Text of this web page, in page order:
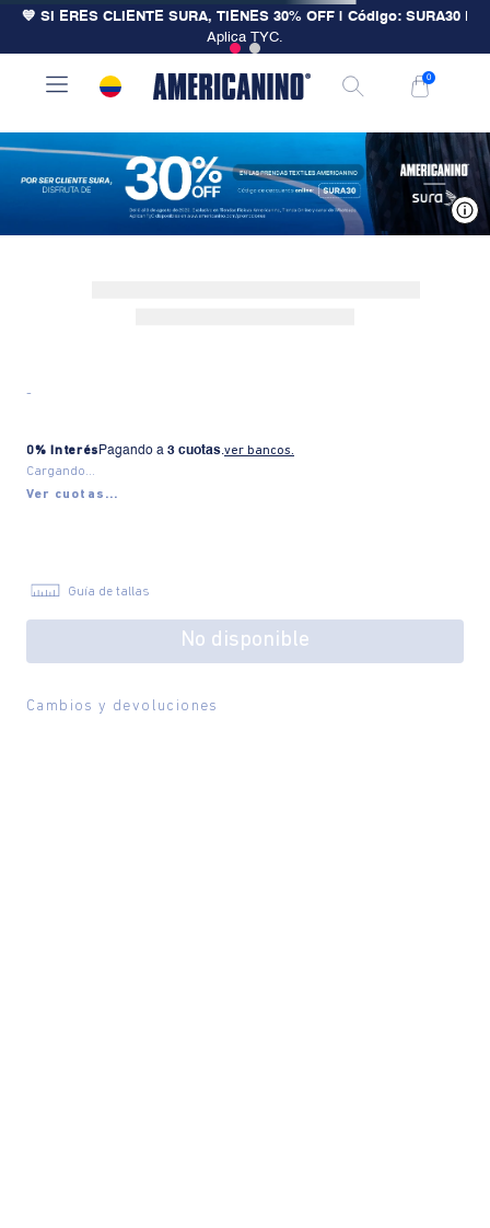
💙 SI ERES CLIENTE SURA, TIENES 30% OFF | Código: SURA30
Aplica TYC.
0
-
0% Interés Pagando a 3 cuotas.ver bancos.
Cargando...
Ver cuotas...
Guía de tallas
No disponible
Cambios y devoluciones